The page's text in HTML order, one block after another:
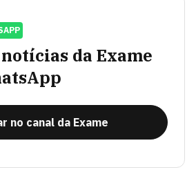
notícias da Exame
no canal da Exame